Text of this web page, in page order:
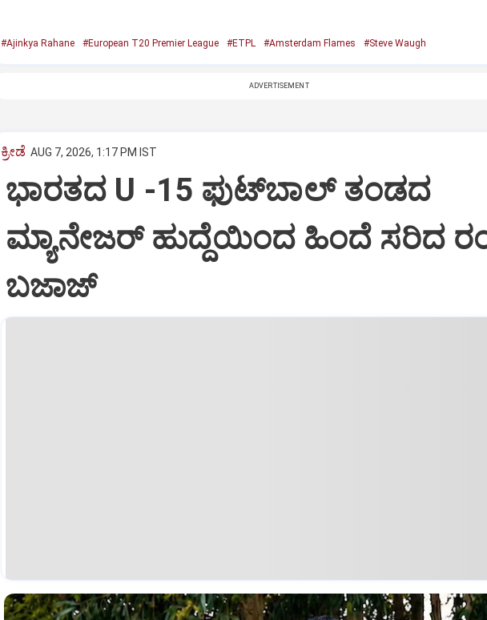
#Ajinkya Rahane #European T20 Premier League #ETPL #Amsterdam Flames #Steve Waugh
ADVERTISEMENT
ಕ್ರೀಡೆ AUG 7, 2026, 1:17 PM IST
ಭಾರತದ U -15 ಫುಟ್‌ಬಾಲ್ ತಂಡದ
ಮ್ಯಾನೇಜರ್‌ ಹುದ್ದೆಯಿಂದ ಹಿಂದೆ ಸರಿದ
ಬಜಾಜ್‌